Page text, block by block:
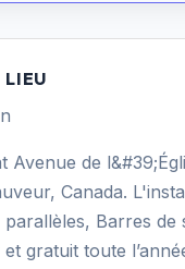
LIEU
Avenue de
Canada.
Barres
gratuit toute